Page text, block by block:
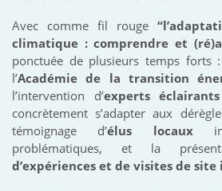
Avec comme fil rouge
climatique : comprendre et
ponctuée de plusieurs temps forts
l’Académie de la transition
l’intervention d’experts éclairants
concrètement s’adapter aux
témoignage d’élus locaux
problématiques, et la
d’expériences et de visites de